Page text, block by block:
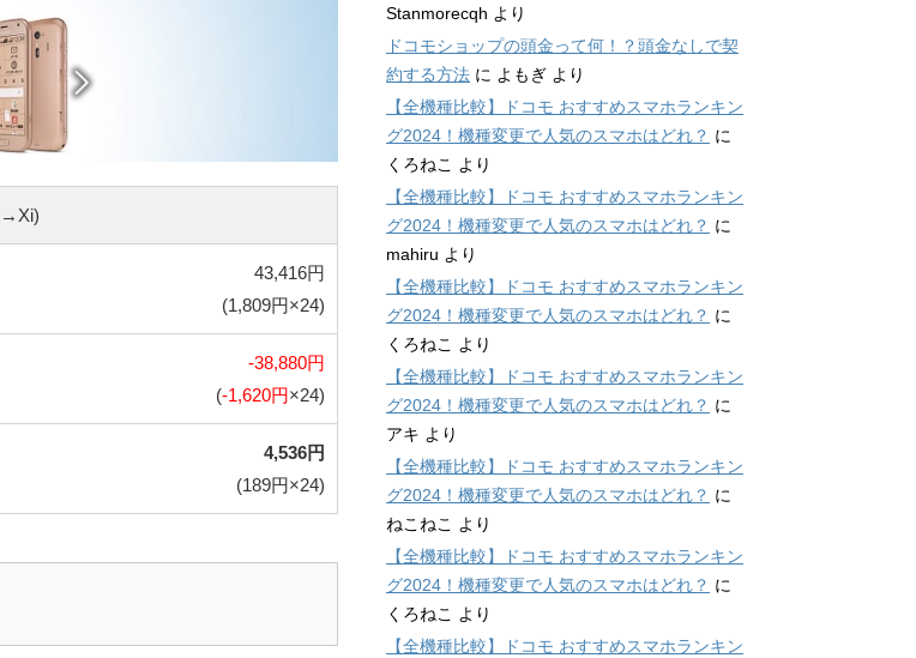
43,416円
(1,809円×24)
-38,880円
(-1,620円×24)
4,536円
(189円×24)
Stanmorecqh より
ドコモショップの頭金って何！？頭金なしで契
約する方法 に よもぎ より
【全機種比較】ドコモ おすすめスマホランキン
グ2024！機種変更で人気のスマホはどれ？ に
くろねこ
より
【全機種比較】ドコモ おすすめスマホランキン
グ2024！機種変更で人気のスマホはどれ？ に
mahiru より
【全機種比較】ドコモ おすすめスマホランキン
グ2024！機種変更で人気のスマホはどれ？ に
くろねこ
より
【全機種比較】ドコモ おすすめスマホランキン
グ2024！機種変更で人気のスマホはどれ？ に
アキ より
【全機種比較】ドコモ おすすめスマホランキン
グ2024！機種変更で人気のスマホはどれ？ に
ねこねこ
より
【全機種比較】ドコモ おすすめスマホランキン
グ2024！機種変更で人気のスマホはどれ？ に
くろねこ
より
【全機種比較】ドコモ おすすめスマホランキン